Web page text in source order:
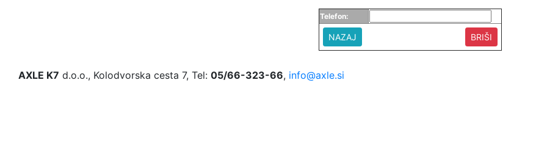
Telefon:
NAZAJ
AXLE K7 d.o.o., Kolodvorska cesta 7, Tel: 05/66-323-66, info@axle.si